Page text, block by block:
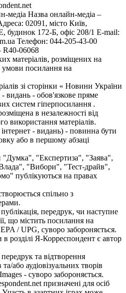
медіа Назва онлайн-медіа –
02091, місто Київ,
172-Б, офіс 208/1 E-mail:
Телефон: 044-205-43-00
R40-06068
матеріалів, розміщених на
умови посилання на
зі сторінки « Новини України
- видань - обов'язкове пряме
систем гіперпосилання .
в незалежності від
використання матеріалів.
- видань) - повинна бути
або в першому абзаці
"Думка", "Експертиза", "Заява",
"Вибори", "Тест-драйв",
публікуються на правах
спільно з
передрук, чи наступне
що містить посилання на
/ UPG, суворо забороняється.
розділі Я-Корреспондент є автор
та відтворення
або аудіовізуальних творів
- суворо забороняється.
призначені для осіб